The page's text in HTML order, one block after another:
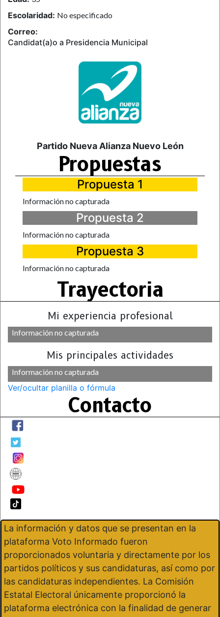
Escolaridad: No especificado
Correo:
Candidat(a)o a Presidencia Municipal
Partido Nueva Alianza Nuevo León
Propuestas
Propuesta 1
Información no capturada
Propuesta 2
Información no capturada
Propuesta 3
Información no capturada
Trayectoria
Mi experiencia profesional
Información no capturada
Mis principales actividades
Información no capturada
Ver/ocultar planilla o fórmula
Contacto
La información y datos que se presentan en la
plataforma Voto Informado fueron
proporcionados voluntaria y directamente por los
partidos políticos y sus candidaturas, así como por
las candidaturas independientes. La Comisión
Estatal Electoral únicamente proporcionó la
plataforma electrónica con la finalidad de generar